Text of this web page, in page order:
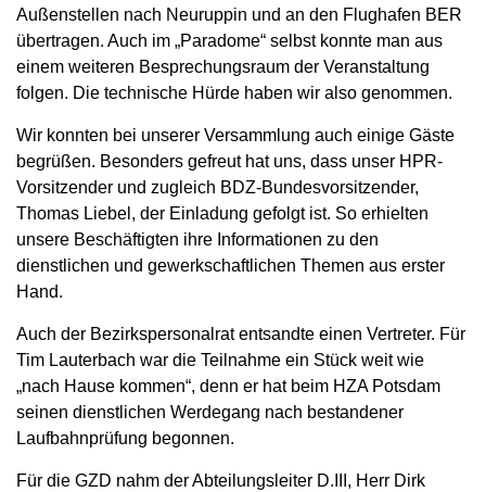
Außenstellen nach Neuruppin und an den Flughafen BER
übertragen. Auch im „Paradome“ selbst konnte man aus
einem weiteren Besprechungsraum der Veranstaltung
folgen. Die technische Hürde haben wir also genommen.
Wir konnten bei unserer Versammlung auch einige Gäste
begrüßen. Besonders gefreut hat uns, dass unser HPR-
Vorsitzender und zugleich BDZ-Bundesvorsitzender,
Thomas Liebel, der Einladung gefolgt ist. So erhielten
unsere Beschäftigten ihre Informationen zu den
dienstlichen und gewerkschaftlichen Themen aus erster
Hand.
Auch der Bezirkspersonalrat entsandte einen Vertreter. Für
Tim Lauterbach war die Teilnahme ein Stück weit wie
„nach Hause kommen“, denn er hat beim HZA Potsdam
seinen dienstlichen Werdegang nach bestandener
Laufbahnprüfung begonnen.
Für die GZD nahm der Abteilungsleiter D.III, Herr Dirk